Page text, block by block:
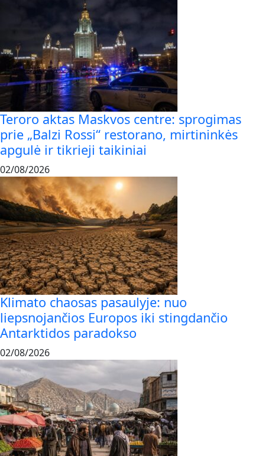
Teroro aktas Maskvos centre: sprogimas
prie „Balzi Rossi“ restorano, mirtininkės
apgulė ir tikrieji taikiniai
02/08/2026
Klimato chaosas pasaulyje: nuo
liepsnojančios Europos iki stingdančio
Antarktidos paradokso
02/08/2026